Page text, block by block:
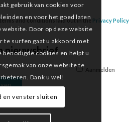
terms and conditions laid out in the Privacy Policy
nieuwsbrief
Aanmelden
gebruik van cookies voor
en voor het goed laten
Door op deze website
te surfen gaat u akkoord met
benodigde cookies en helpt u
van onze website te
Dank u wel!
en venster sluiten